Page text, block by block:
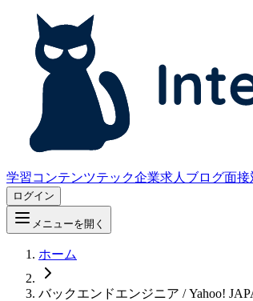
学習コンテンツテック企業求人 ブログ面接
ログイン
メニューを開く
ホーム
バックエンドエンジニア / Yahoo!